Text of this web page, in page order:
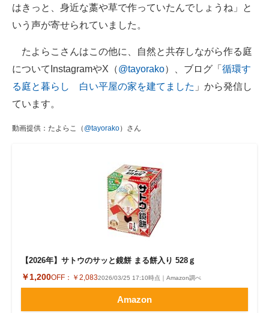
はきっと、身近な藁や草で作っていたんでしょうね」と
いう声が寄せられていました。
たよらこさんはこの他に、自然と共存しながら作る庭
についてInstagramやX（@tayorako）、ブログ「 循環す
る庭と暮らし 白い平屋の家を建てました 」から発信し
ています。
動画提供：たよらこ（ @tayorako）さん
【2026年】サトウのサッと鏡餅 まる餅入り 528ｇ
￥1,200OFF： ￥2,0832026/03/25 17:10時点｜Amazon調べ
Amazon